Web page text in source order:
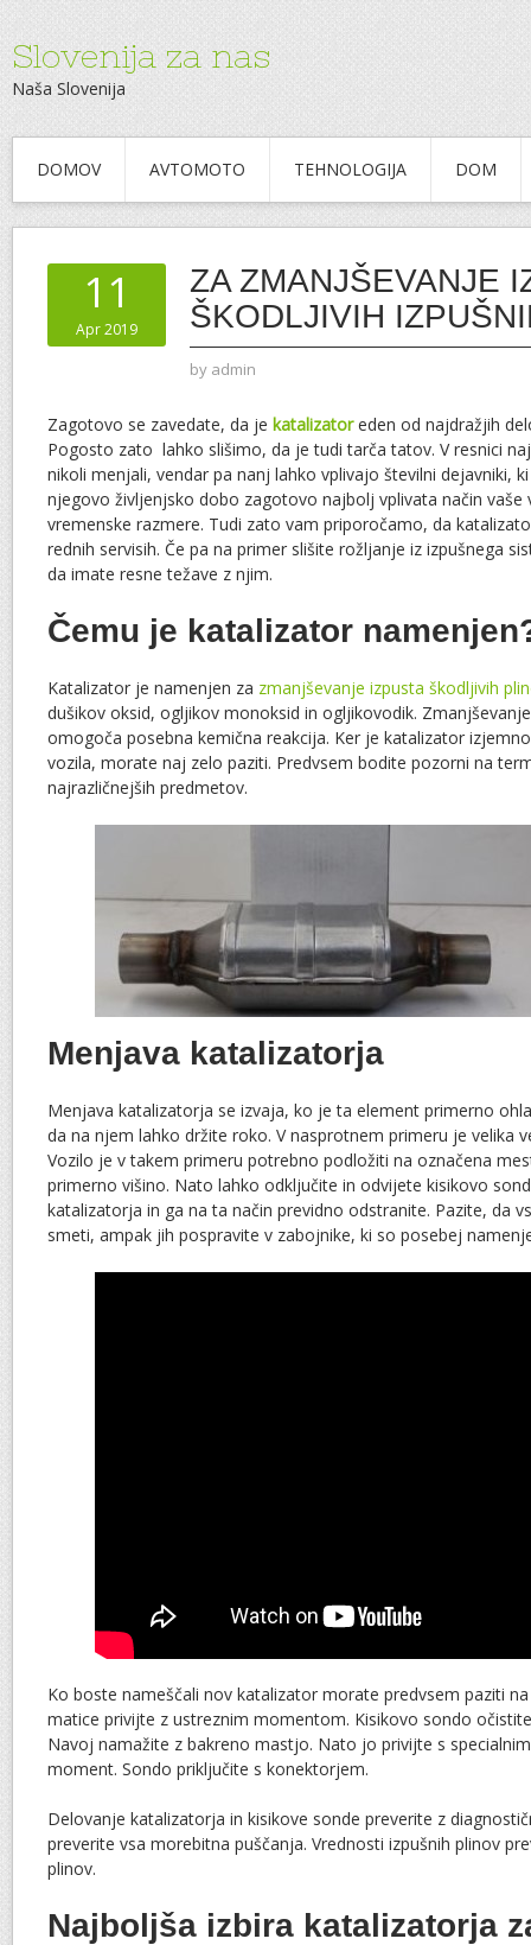
Slovenija za nas
Naša Slovenija
DOMOV AVTOMOTO TEHNOLOGIJA DOM
11
Apr 2019
ZA ZMANJŠEVANJE
ŠKODLJIVIH
by admin
Zagotovo se zavedate, da je katalizator eden od najdražjih
Pogosto zato lahko slišimo, da je tudi tarča tatov. V resnici
nikoli menjali, vendar pa nanj lahko vplivajo številni dejavniki,
njegovo življenjsko dobo zagotovo najbolj vplivata način vaše
vremenske razmere. Tudi zato vam priporočamo, da
rednih servisih. Če pa na primer slišite rožljanje iz izpušnega
da imate resne težave z njim.
Čemu je katalizator
Katalizator je namenjen za zmanjševanje izpusta škodljivih
dušikov oksid, ogljikov monoksid in ogljikovodik.
omogoča posebna kemična reakcija. Ker je katalizator
vozila, morate naj zelo paziti. Predvsem bodite pozorni na
najrazličnejših predmetov.
Menjava katalizatorja
Menjava katalizatorja se izvaja, ko je ta element primerno
da na njem lahko držite roko. V nasprotnem primeru je velika
Vozilo je v takem primeru potrebno podložiti na označena
primerno višino. Nato lahko odključite in odvijete kisikovo
katalizatorja in ga na ta način previdno odstranite. Pazite, da
smeti, ampak jih pospravite v zabojnike, ki so posebej
Ko boste nameščali nov katalizator morate predvsem paziti
matice privijte z ustreznim momentom. Kisikovo sondo
Navoj namažite z bakreno mastjo. Nato jo privijte s
moment. Sondo priključite s konektorjem.
Delovanje katalizatorja in kisikove sonde preverite z
preverite vsa morebitna puščanja. Vrednosti izpušnih plinov
plinov.
Najboljša izbira katalizatorja